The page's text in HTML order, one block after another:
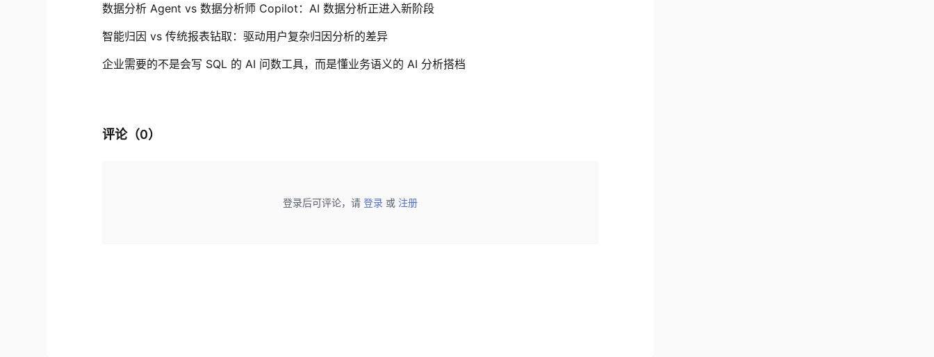
数据分析 Agent vs 数据分析师 Copilot：AI 数据分析正进入新阶段
智能归因 vs 传统报表钻取：驱动用户复杂归因分析的差异
企业需要的不是会写 SQL 的 AI 问数工具，而是懂业务语义的 AI 分析搭档
评论（0）
登录后可评论，请 登录 或 注册